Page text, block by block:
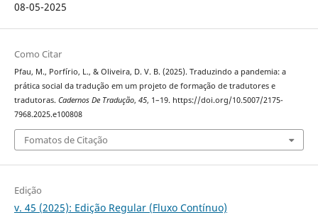
08-05-2025
Como Citar
Pfau, M., Porfírio, L., & Oliveira, D. V. B. (2025). Traduzindo a pandemia: a
prática social da tradução em um projeto de formação de tradutores e
tradutoras. Cadernos De Tradução, 45, 1–19. https://doi.org/10.5007/2175-
7968.2025.e100808
Fomatos de Citação
Edição
v. 45 (2025): Edição Regular (Fluxo Contínuo)